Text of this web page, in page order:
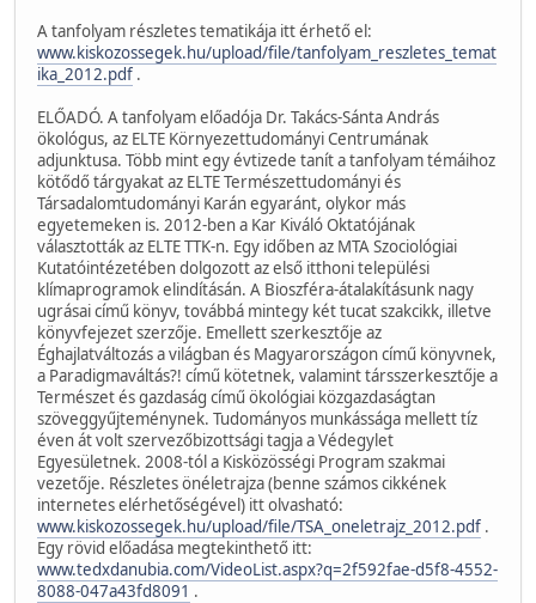
A tanfolyam részletes tematikája itt érhető el:
www.kiskozossegek.hu/upload/file/tanfolyam_reszletes_temat
ika_2012.pdf .
ELŐADÓ. A tanfolyam előadója Dr. Takács-Sánta András
ökológus, az ELTE Környezettudományi Centrumának
adjunktusa. Több mint egy évtizede tanít a tanfolyam témáihoz
kötődő tárgyakat az ELTE Természettudományi és
Társadalomtudományi Karán egyaránt, olykor más
egyetemeken is. 2012-ben a Kar Kiváló Oktatójának
választották az ELTE TTK-n. Egy időben az MTA Szociológiai
Kutatóintézetében dolgozott az első itthoni települési
klímaprogramok elindításán. A Bioszféra-átalakításunk nagy
ugrásai című könyv, továbbá mintegy két tucat szakcikk, illetve
könyvfejezet szerzője. Emellett szerkesztője az
Éghajlatváltozás a világban és Magyarországon című könyvnek,
a Paradigmaváltás?! című kötetnek, valamint társszerkesztője a
Természet és gazdaság című ökológiai közgazdaságtan
szöveggyűjteménynek. Tudományos munkássága mellett tíz
éven át volt szervezőbizottsági tagja a Védegylet
Egyesületnek. 2008-tól a Kisközösségi Program szakmai
vezetője. Részletes önéletrajza (benne számos cikkének
internetes elérhetőségével) itt olvasható:
www.kiskozossegek.hu/upload/file/TSA_oneletrajz_2012.pdf .
Egy rövid előadása megtekinthető itt:
www.tedxdanubia.com/VideoList.aspx?q=2f592fae-d5f8-4552-
8088-047a43fd8091 .